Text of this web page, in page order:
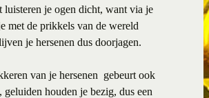
luisteren je ogen dicht, want via je
met de prikkels van de wereld
je hersenen dus doorjagen.
van je hersenen gebeurt ook
geluiden houden je bezig, dus een